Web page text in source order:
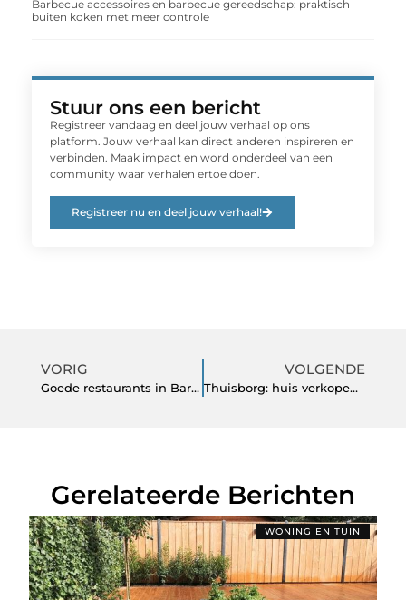
Barbecue accessoires en barbecue gereedschap: praktisch
buiten koken met meer controle
Stuur ons een bericht
Registreer vandaag en deel jouw verhaal op ons
platform. Jouw verhaal kan direct anderen inspireren en
verbinden. Maak impact en word onderdeel van een
community waar verhalen ertoe doen.
Registreer nu en deel jouw verhaal!
VORIG
Goede restaurants in Barcelona
VOLGENDE
Thuisborg: huis verkopen en terughuren
Gerelateerde Berichten
WONING EN TUIN